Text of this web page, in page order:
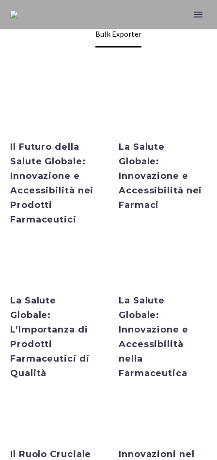
BULK EXPORTER
Bulk Exporter
Il Futuro della
Salute Globale:
Innovazione e
Accessibilità nei
Prodotti
Farmaceutici
La Salute
Globale:
Innovazione e
Accessibilità nei
Farmaci
La Salute
Globale:
L’Importanza di
Prodotti
Farmaceutici di
Qualità
La Salute
Globale:
Innovazione e
Accessibilità
nella
Farmaceutica
Il Ruolo Cruciale
Innovazioni nel